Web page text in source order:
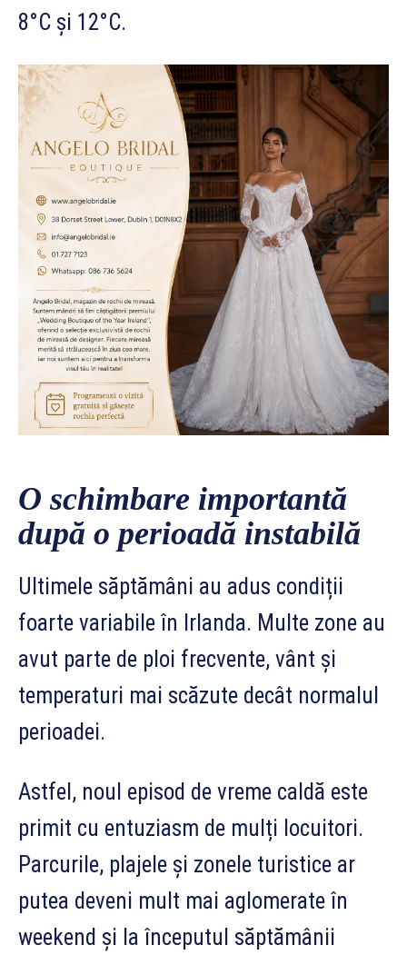
8°C și 12°C.
O schimbare importantă
după o perioadă instabilă
Ultimele săptămâni au adus condiții
foarte variabile în Irlanda. Multe zone au
avut parte de ploi frecvente, vânt și
temperaturi mai scăzute decât normalul
perioadei.
Astfel, noul episod de vreme caldă este
primit cu entuziasm de mulți locuitori.
Parcurile, plajele și zonele turistice ar
putea deveni mult mai aglomerate în
weekend și la începutul săptămânii